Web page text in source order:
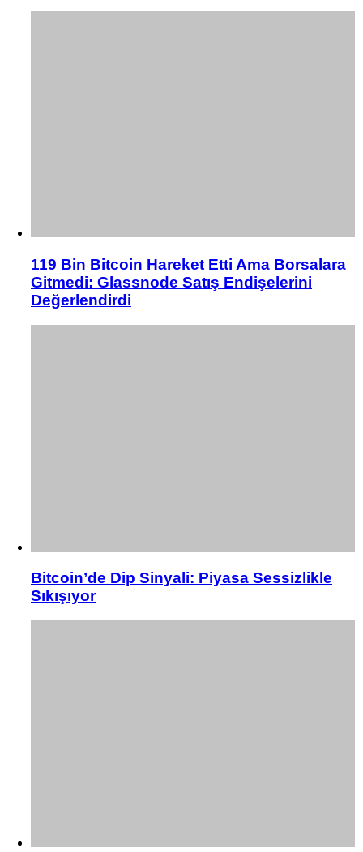
119 Bin Bitcoin Hareket Etti Ama Borsalara
Gitmedi: Glassnode Satış Endişelerini
Değerlendirdi
Bitcoin’de Dip Sinyali: Piyasa Sessizlikle
Sıkışıyor